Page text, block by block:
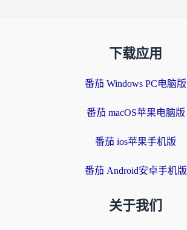
下载应用
番茄 Windows PC电脑版
番茄 macOS苹果电脑版
番茄 ios苹果手机版
番茄 Android安卓手机版
关于我们